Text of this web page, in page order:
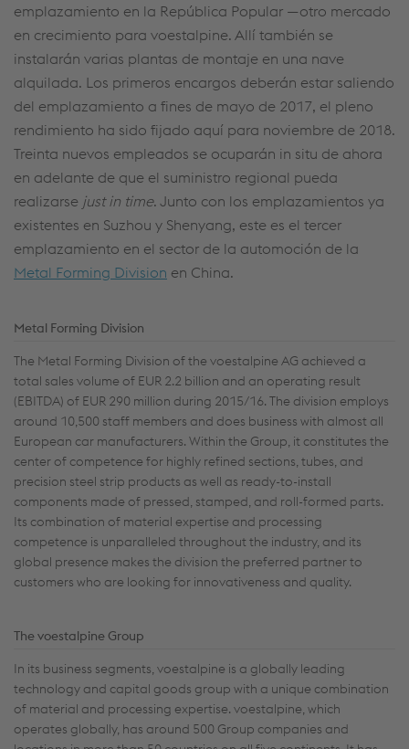
emplazamiento en la República Popular —otro mercado
en crecimiento para voestalpine. Allí también se
instalarán varias plantas de montaje en una nave
alquilada. Los primeros encargos deberán estar saliendo
del emplazamiento a fines de mayo de 2017, el pleno
rendimiento ha sido fijado aquí para noviembre de 2018.
Treinta nuevos empleados se ocuparán in situ de ahora
en adelante de que el suministro regional pueda
realizarse just in time. Junto con los emplazamientos ya
existentes en Suzhou y Shenyang, este es el tercer
emplazamiento en el sector de la automoción de la
Metal Forming Division en China.
Metal Forming Division
The Metal Forming Division of the voestalpine AG achieved a
total sales volume of EUR 2.2 billion and an operating result
(EBITDA) of EUR 290 million during 2015/16. The division employs
around 10,500 staff members and does business with almost all
European car manufacturers. Within the Group, it constitutes the
center of competence for highly refined sections, tubes, and
precision steel strip products as well as ready-to-install
components made of pressed, stamped, and roll-formed parts.
Its combination of material expertise and processing
competence is unparalleled throughout the industry, and its
global presence makes the division the preferred partner to
customers who are looking for innovativeness and quality.
The voestalpine Group
In its business segments, voestalpine is a globally leading
technology and capital goods group with a unique combination
of material and processing expertise. voestalpine, which
operates globally, has around 500 Group companies and